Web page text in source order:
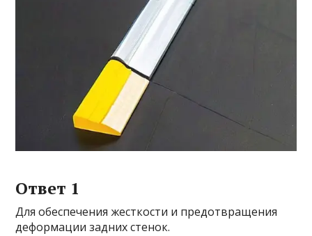
Ответ 1
Для обеспечения жесткости и предотвращения
деформации задних стенок.